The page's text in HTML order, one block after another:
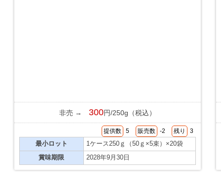
非売 → 300円/250g（税込）
提供数 5 販売数 -2 残り 3
最小ロット
1ケース250ｇ（50ｇ×5束）×20袋
賞味期限
2028年9月30日